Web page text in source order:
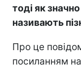
тоді як
називають
Про це
посиланням